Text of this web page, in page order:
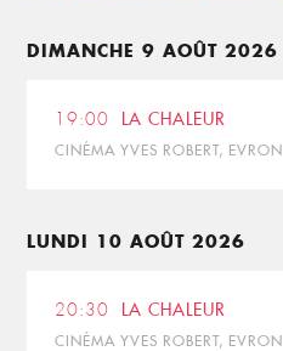
DIMANCHE 9 AOÛT 2026
19:00 LA CHALEUR
CINÉMA YVES ROBERT, EVRON
LUNDI 10 AOÛT 2026
20:30 LA CHALEUR
CINÉMA YVES ROBERT, EVRON